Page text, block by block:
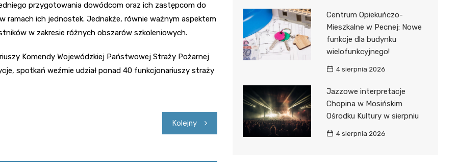
przygotowania dowódcom oraz ich zastępcom do
ramach ich jednostek. Jednakże, równie ważnym aspektem
w zakresie różnych obszarów szkoleniowych.
Komendy Wojewódzkiej Państwowej Straży Pożarnej
spotkań weźmie udział ponad 40 funkcjonariuszy straży
Kolejny
Centrum Opiekuńczo-
Mieszkalne w Pecnej: Nowe
funkcje dla budynku
wielofunkcyjnego!
4 sierpnia 2026
Jazzowe interpretacje
Chopina w Mosińskim
Ośrodku Kultury w sierpniu
4 sierpnia 2026